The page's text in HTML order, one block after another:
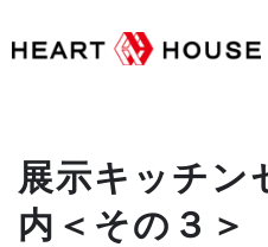
展示キッチン
内＜その３＞